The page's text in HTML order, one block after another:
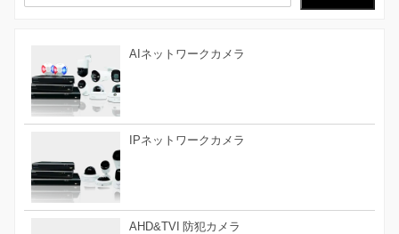
AIネットワークカメラ
IPネットワークカメラ
AHD&TVI 防犯カメラ